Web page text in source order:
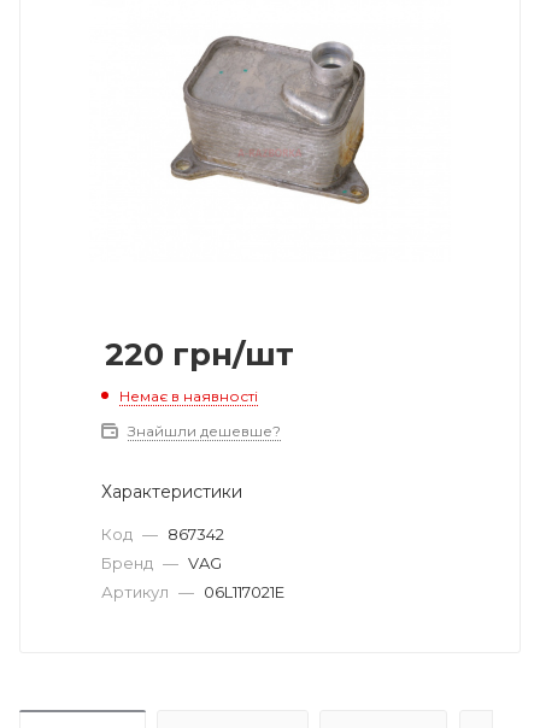
220 грн/шт
Немає в наявності
Знайшли дешевше?
Характеристики
Код — 867342
Бренд — VAG
Артикул — 06L117021E